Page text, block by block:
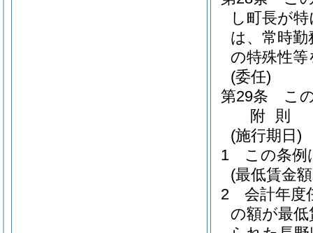
し町長が
は、常時
の特殊性
(委任)
第29条
こ
附 則
(施行期日)
1
この条例
(最低賃金
2
会計年度
の額が最低